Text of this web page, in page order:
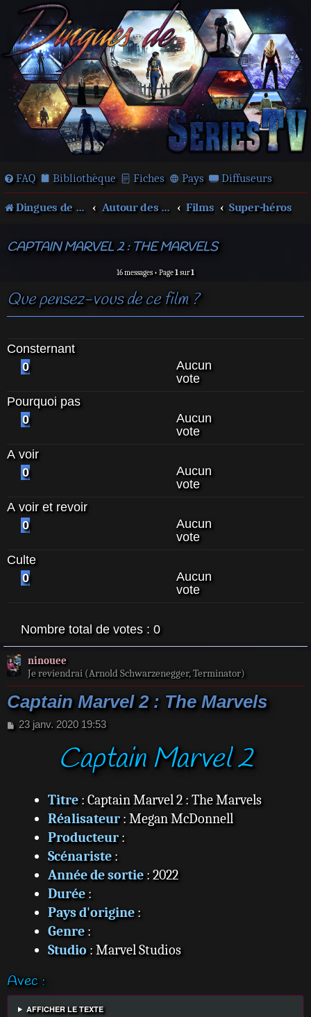
FAQ Bibliothèque Fiches Pays Diffuseurs
Dingues de séries télé ! Autour des films et séries Films Super-héros
CAPTAIN MARVEL 2 : THE MARVELS
16 messages • Page1sur1
Que pensez-vous de ce film ?
Consternant
0
Aucun
vote
Pourquoi pas
0
Aucun
vote
A voir
0
Aucun
vote
A voir et revoir
0
Aucun
vote
Culte
0
Aucun
vote
Nombre total de votes : 0
ninouee
Je reviendrai (Arnold Schwarzenegger, Terminator)
Captain Marvel 2 : The Marvels
M
23 janv. 2020 19:53
Captain Marvel 2
Titre: Captain Marvel 2 : The Marvels
Réalisateur: Megan McDonnell
Producteur:
Scénariste:
Année de sortie: 2022
Durée:
Pays d'origine:
Genre:
Studio: Marvel Studios
Avec :
AFFICHER LE TEXTE